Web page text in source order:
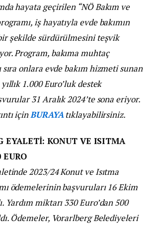
hayata geçirilen “NÖ Bakım ve
iş hayatıyla evde bakımın
şekilde sürdürülmesini teşvik
Program, bakıma muhtaç
onlara evde bakım hizmeti sunan
1.000 Euro’luk destek
31 Aralık 2024’te sona eriyor.
içinBURAYAtıklayabilirsiniz.
EYALETİ: KONUT VE ISITMA
2023/24 Konut ve Isıtma
ödemelerinin başvuruları 16 Ekim
Yardım miktarı 330 Euro’dan 500
Ödemeler, Vorarlberg Belediyeleri